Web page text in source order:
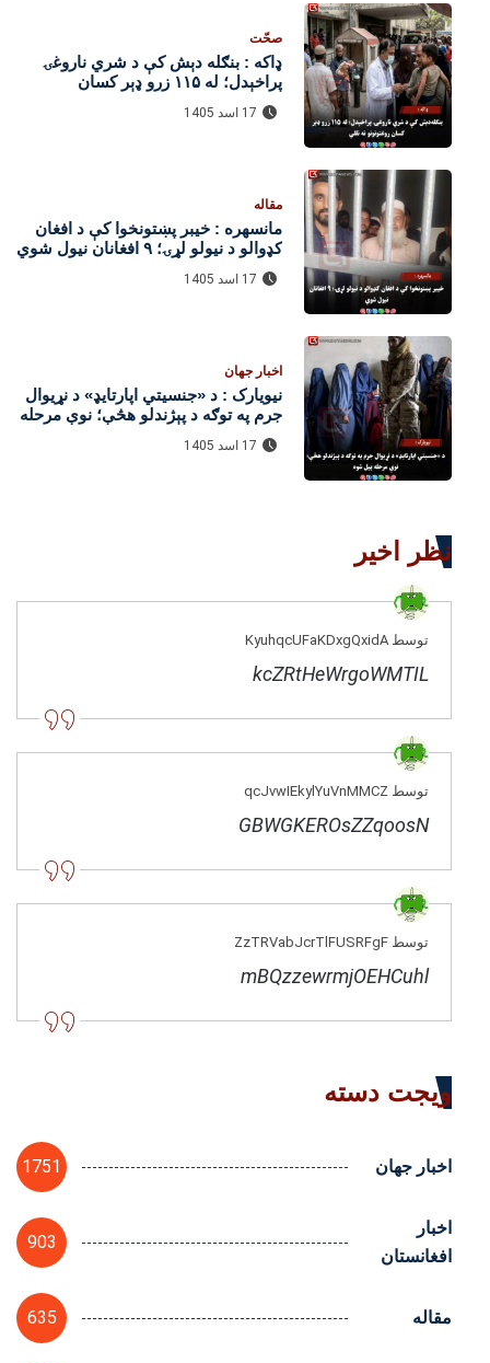
صحّت
ډاکه : بنګله‌ دېش کې د شري ناروغۍ
پراخېدل؛ له ۱۱۵ زرو ډېر کسان
روغتونونو ته تللي
17 اسد 1405
مقاله
مانسهره : خیبر پښتونخوا کې د افغان
کډوالو د نیولو لړۍ؛ ۹ افغانان نیول شوي
17 اسد 1405
اخبار جهان
نیویارک : د «جنسیتي اپارتایډ» د نړیوال
جرم په توګه د پېژندلو هڅې؛ نوې مرحله
پیل شوه
17 اسد 1405
نظر اخیر
توسط KyuhqcUFaKDxgQxidA
kcZRtHeWrgoWMTIL
توسط qcJvwIEkylYuVnMMCZ
GBWGKEROsZZqoosN
توسط ZzTRVabJcrTlFUSRFgF
mBQzzewrmjOEHCuhl
ویجت دسته
اخبار جهان 1751
اخبار
افغانستان
903
مقاله 635